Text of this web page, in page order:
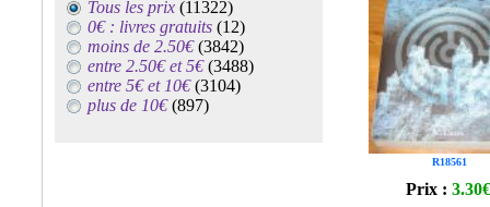
Tous les prix (11322)
0€ : livres gratuits (12)
moins de 2.50€(3842)
entre 2.50€ et 5€(3488)
entre 5€ et 10€(3104)
plus de 10€(897)
R18561
Prix : 3.30€